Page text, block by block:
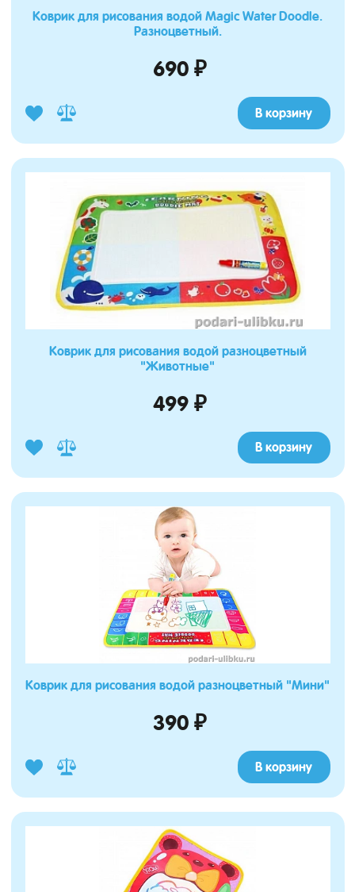
Коврик для рисования водой Magic Water Doodle.
Разноцветный.
690 ₽
В корзину
Коврик для рисования водой разноцветный
"Животные"
499 ₽
В корзину
Коврик для рисования водой разноцветный "Мини"
390 ₽
В корзину